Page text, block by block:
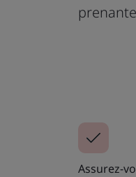
Assurez-